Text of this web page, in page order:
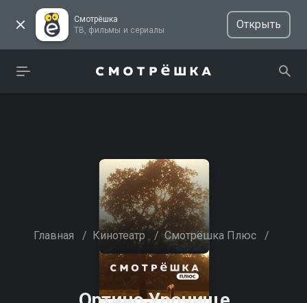
Смотрёшка
ТВ, фильмы и сериалы
Открыть
Главная / Кинотеатр / Смотрёшка Плюс /